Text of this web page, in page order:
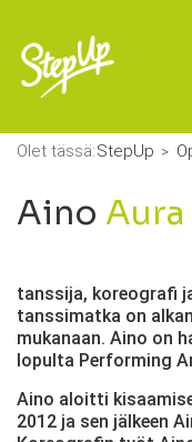
Olet tässä:StepUp
Aino Aura
tanssija, koreografi
tanssimatka on
mukanaan. Aino on
lopulta Performing
Aino aloitti
2012 ja sen jälkeen